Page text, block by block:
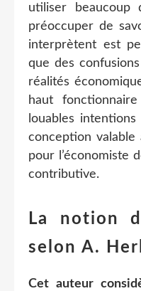
utiliser
préoccuper de
interprètent est
que des
réalités
haut
louables
conception
pour l’économiste
contributive.
La notion
selon A.
Cet auteur